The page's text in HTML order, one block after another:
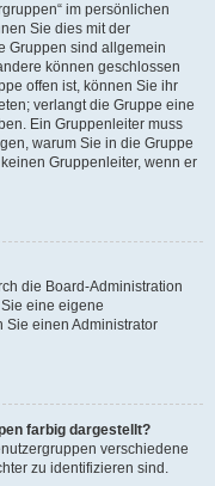
im persönlichen
Sie dies mit der
Gruppen sind allgemein
können geschlossen
offen ist, können Sie ihr
verlangt die Gruppe eine
Ein Gruppenleiter muss
warum Sie in die Gruppe
Gruppenleiter, wenn er
die Board-Administration
eine eigene
Sie einen Administrator
farbig dargestellt?
verschiedene
zu identifizieren sind.